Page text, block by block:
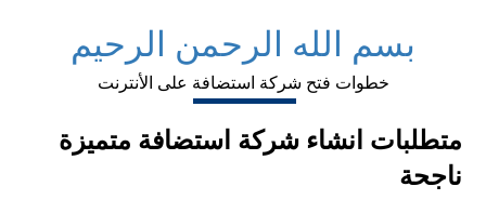
بسم الله الرحمن الرحيم
خطوات فتح شركة استضافة على الأنترنت
متطلبات انشاء شركة استضافة متميزة
ناجحة